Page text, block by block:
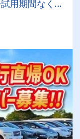
用期間なくす
通費は全額会
回送ドライバ